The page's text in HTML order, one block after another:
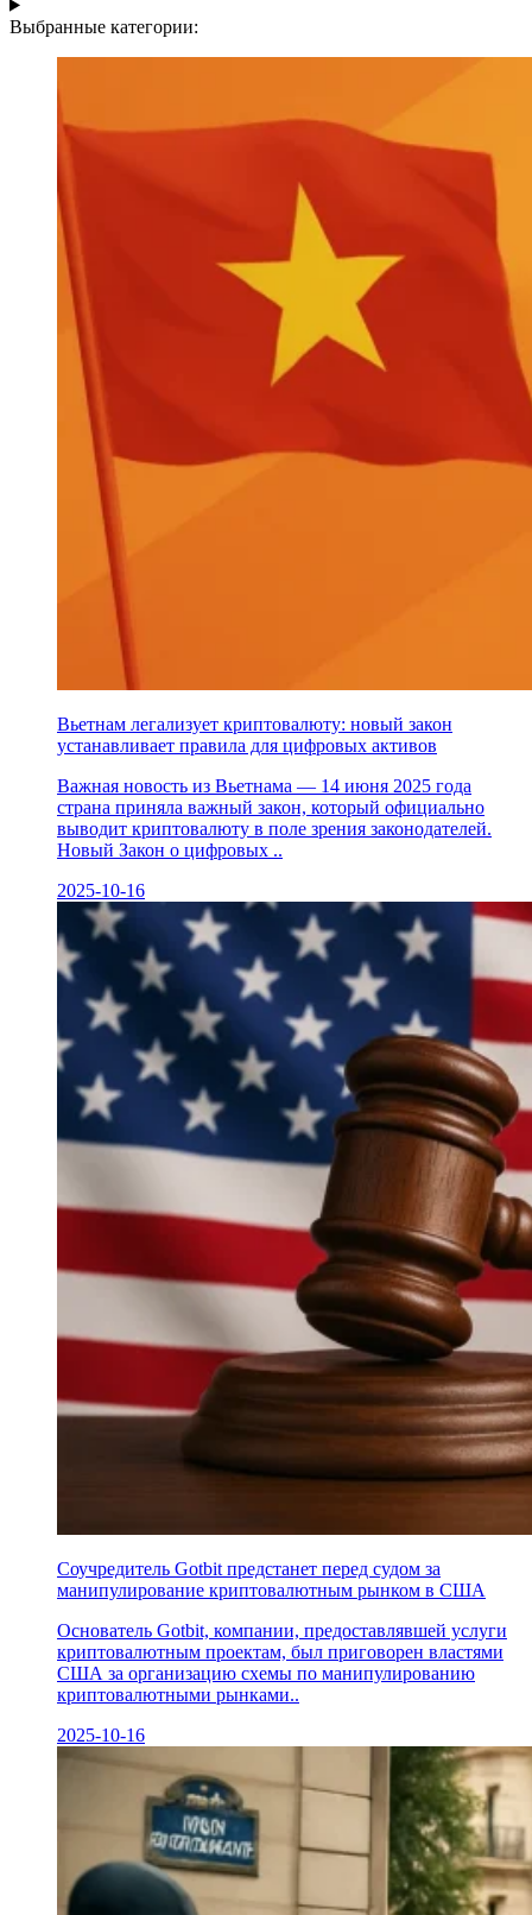
Выбранные категории:
Вьетнам легализует криптовалюту: новый закон
устанавливает правила для цифровых активов
Важная новость из Вьетнама — 14 июня 2025 года
страна приняла важный закон, который официально
выводит криптовалюту в поле зрения законодателей.
Новый Закон о цифровых ..
2025-10-16
Соучредитель Gotbit предстанет перед судом за
манипулирование криптовалютным рынком в США
Основатель Gotbit, компании, предоставлявшей услуги
криптовалютным проектам, был приговорен властями
США за организацию схемы по манипулированию
криптовалютными рынками..
2025-10-16